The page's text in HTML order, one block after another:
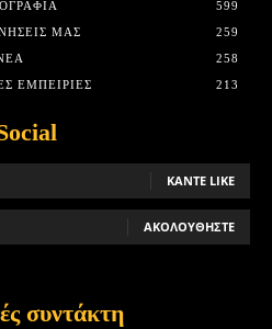
599
ΜΑΣ
259
258
ΕΜΠΕΙΡΊΕΣ
213
ΚΆΝΤΕ LIKE
ΑΚΟΛΟΥΘΉΣΤΕ
συντάκτη